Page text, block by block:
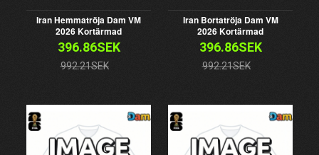
Iran Hemmatröja Dam VM
2026 Kortärmad
396.86SEK
992.21SEK
Iran Bortatröja Dam VM
2026 Kortärmad
396.86SEK
992.21SEK